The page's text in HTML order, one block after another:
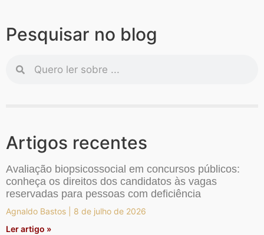
Pesquisar no blog
Artigos recentes
Avaliação biopsicossocial em concursos públicos:
conheça os direitos dos candidatos às vagas
reservadas para pessoas com deficiência
Agnaldo Bastos
8 de julho de 2026
Ler artigo »